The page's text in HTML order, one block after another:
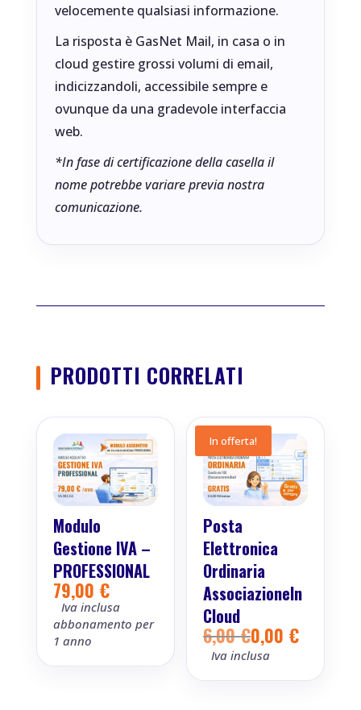
velocemente qualsiasi informazione.
La risposta è GasNet Mail, in casa o in
cloud gestire grossi volumi di email,
indicizzandoli, accessibile sempre e
ovunque da una gradevole interfaccia
web.
*In fase di certificazione della casella il
nome potrebbe variare previa nostra
comunicazione.
PRODOTTI CORRELATI
Modulo
Gestione IVA –
PROFESSIONAL
79,00 €
Iva inclusa
abbonamento per
1 anno
In offerta!
Posta
Elettronica
Ordinaria
AssociazioneIn
Cloud
6,00€
Il
prezzo
era:
0,00 €
Il
prezzo
è:
Iva inclusa